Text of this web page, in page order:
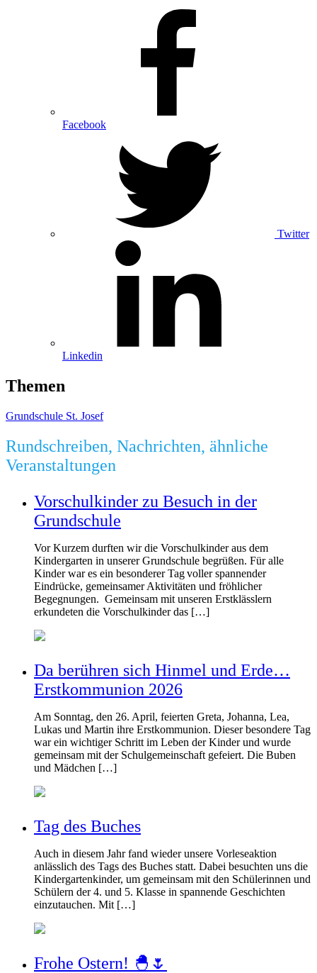
Facebook
Twitter
Linkedin
Themen
Grundschule St. Josef
Rundschreiben, Nachrichten, ähnliche
Veranstaltungen
Vorschulkinder zu Besuch in der
Grundschule
Vor Kurzem durften wir die Vorschulkinder aus dem
Kindergarten in unserer Grundschule begrüßen. Für alle
Kinder war es ein besonderer Tag voller spannender
Eindrücke, gemeinsamer Aktivitäten und fröhlicher
Begegnungen. Gemeinsam mit unseren Erstklässlern
erkundeten die Vorschulkinder das […]
Da berühren sich Hinmel und Erde…
Erstkommunion 2026
Am Sonntag, den 26. April, feierten Greta, Johanna, Lea,
Lukas und Martin ihre Erstkommunion. Dieser besondere Tag
war ein wichtiger Schritt im Leben der Kinder und wurde
gemeinsam mit der Schulgemeinschaft gefeiert. Die Buben
und Mädchen […]
Tag des Buches
Auch in diesem Jahr fand wieder unsere Vorleseaktion
anlässlich des Tags des Buches statt. Dabei besuchten uns die
Kindergartenkinder, um gemeinsam mit den Schülerinnen und
Schülern der 4. und 5. Klasse in spannende Geschichten
einzutauchen. Mit […]
Frohe Ostern! 🐣🌷